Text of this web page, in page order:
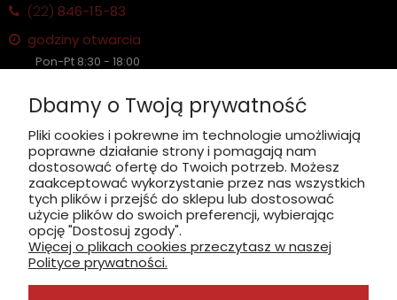
(22) 846-15-83
godziny otwarcia
Pon-Pt 8:30 - 18:00
Płatność: gotówka, karta, BLIK
zobacz, jak dojechać
INFORMACJE
Dbamy o Twoją prywatność
Pliki cookies i pokrewne im technologie umożliwiają
poprawne działanie strony i pomagają nam
dostosować ofertę do Twoich potrzeb. Możesz
zaakceptować wykorzystanie przez nas wszystkich
tych plików i przejść do sklepu lub dostosować
użycie plików do swoich preferencji, wybierając
opcję "Dostosuj zgody".
Więcej o plikach cookies przeczytasz w naszej
Polityce prywatności.